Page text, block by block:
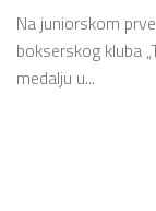
Na juniorskom
bokserskog kluba
medalju u...